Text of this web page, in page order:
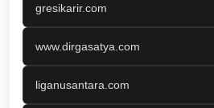
gresikarir.com
www.dirgasatya.com
liganusantara.com